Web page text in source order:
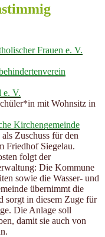
Frauen e. V.
e. V.
mit Wohnsitz in
Kirchengemeinde
als Zuschuss für den
Friedhof Siegelau.
folgt der
Die Kommune
sowie die Wasser- und
übernimmt die
sorgt in diesem Zuge für
Die Anlage soll
damit sie auch von